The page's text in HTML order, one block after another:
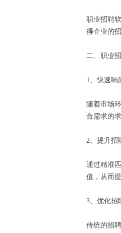
职业招聘
得企业的
二、职业
1、快速响
随着市场
合需求的
2、提升招
通过精准
值，从而
3、优化招
传统的招